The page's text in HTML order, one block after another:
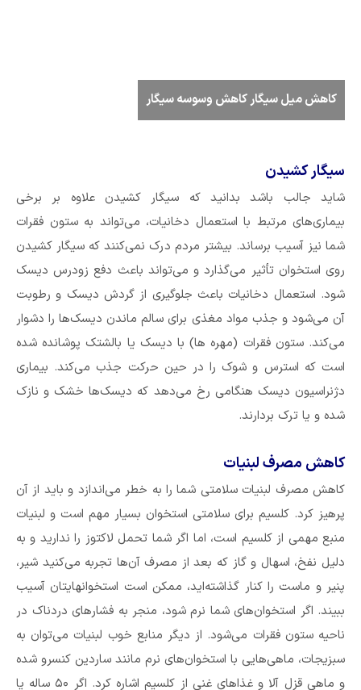
کاهش میل سیگار کاهش وسوسه سیگار
سیگار کشیدن
شاید جالب باشد بدانید که سیگار کشیدن علاوه بر برخی
بیماری‌های مرتبط با استعمال دخانیات، می‌تواند به ستون فقرات
شما نیز آسیب برساند. بیشتر مردم درک نمی‌کنند که سیگار کشیدن
روی استخوان تأثیر می‌گذارد و می‌تواند باعث دفع زودرس دیسک
شود. استعمال دخانیات باعث جلوگیری از گردش دیسک و رطوبت
آن می‌شود و جذب مواد مغذی برای سالم ماندن دیسک‌ها را دشوار
می‌کند. ستون فقرات (مهره ها) با دیسک یا بالشتک پوشانده شده
است که استرس و شوک را در حین حرکت جذب می‌کند. بیماری
دژنراسیون دیسک هنگامی رخ می‌دهد که دیسک‌ها خشک و نازک
شده و یا ترک بردارند.
کاهش مصرف لبنیات
کاهش مصرف لبنیات سلامتی شما را به خطر می‌اندازد و باید از آن
پرهیز کرد. کلسیم برای سلامتی استخوان بسیار مهم است و لبنیات
منبع مهمی از کلسیم است، اما اگر شما تحمل لاکتوز را ندارید و به
دلیل نفخ، اسهال و گاز که بعد از مصرف آن‌ها تجربه می‌کنید شیر،
پنیر و ماست را کنار گذاشته‌اید، ممکن است استخوانهایتان آسیب
ببیند. اگر استخوان‌های شما نرم شود، منجر به فشار‌های دردناک در
ناحیه ستون فقرات می‌شود. از دیگر منابع خوب لبنیات می‌توان به
سبزیجات، ماهی‌هایی با استخوان‌های نرم مانند ساردین کنسرو شده
و ماهی قزل آلا و غذا‌های غنی از کلسیم اشاره کرد. اگر ۵۰ ساله یا